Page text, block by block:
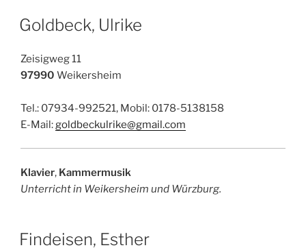
Goldbeck, Ulrike
Zeisigweg 11
97990 Weikersheim
Tel.: 07934-992521, Mobil: 0178-5138158
E-Mail:goldbeckulrike@gmail.com
Klavier, Kammermusik
Unterricht in Weikersheim und Würzburg.
Findeisen, Esther